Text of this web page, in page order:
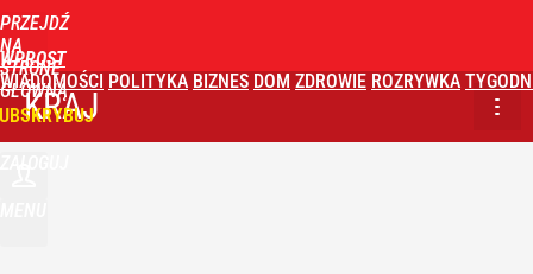
PRZEJDŹ
NA
STRONĘ
GŁÓWNĄ
WPROST
WIADOMOŚCI POLITYKA BIZNES DOM ZDROWIE ROZRYWKA
KRAJ